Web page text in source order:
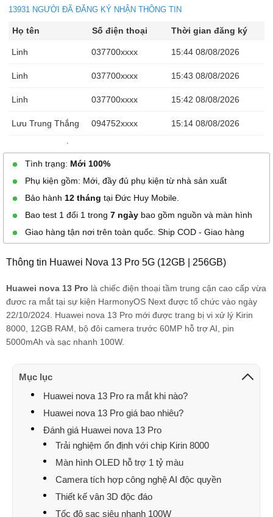
13931 NGƯỜI ĐÃ ĐĂNG KÝ NHẬN THÔNG TIN
Họ tên Số điện thoại Thời gian đăng ký
Linh 037700xxxx 15:44 08/08/2026
Linh 037700xxxx 15:43 08/08/2026
Linh 037700xxxx 15:42 08/08/2026
Lưu Trung Thắng 094752xxxx 15:14 08/08/2026
Minh Luân 089844xxxx 14:21 08/08/2026
Minh Luân 089844xxxx 13:55 08/08/2026
Ngoan Nguyen 035758xxxx 13:17 08/08/2026
Ngoan Nguyen 035758xxxx 13:16 08/08/2026
Hà Bạch Mai 034961xxxx 12:42 08/08/2026
ngân tiểu hổ 090903xxxx 12:42 08/08/2026
Hà Bạch Mai 034961xxxx
Nguyen Xuân quyen
Phan dũng hải 090855xxxx 10:17 08/08/2026
Lê sơn 098918xxxx
098918xxxx
096165xxxx 00:57 08/08/2026
096165xxxx
Tình trạng: Mới 100%
Phụ kiện gồm: Mới, đầy đủ phụ kiện từ nhà sản xuất
Bảo hành 12 tháng tại Đức Huy Mobile.
Bao test 1 đổi 1 trong 7 ngày bao gồm nguồn và màn hình
Giao hàng tận nơi trên toàn quốc. Ship COD - Giao hàng
Thông tin Huawei Nova 13 Pro 5G (12GB | 256GB)
Huawei nova 13 Pro là chiếc điện thoại tầm trung cận cao cấp vừa
đươc ra mắt tại sự kiện HarmonyOS Next được tổ chức vào ngày
22/10/2024. Huawei nova 13 Pro mới được trang bị vi xử lý Kirin
8000, 12GB RAM, bộ đôi camera trước 60MP hỗ trợ AI, pin
5000mAh và sạc nhanh 100W.
Mục lục
Huawei nova 13 Pro ra mắt khi nào?
Huawei nova 13 Pro giá bao nhiêu?
Đánh giá Huawei nova 13 Pro
Trải nghiệm ổn định với chip Kirin 8000
Màn hình OLED hỗ trợ 1 tỷ màu
Camera tích hợp công nghệ AI độc quyền
Thiết kế vân 3D độc đáo
Tốc độ sạc siêu nhanh 100W